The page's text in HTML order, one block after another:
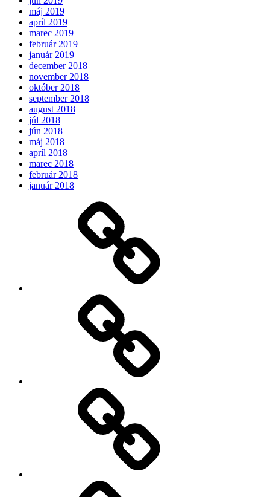
máj 2019
apríl 2019
marec 2019
február 2019
január 2019
december 2018
november 2018
október 2018
september 2018
august 2018
júl 2018
jún 2018
máj 2018
apríl 2018
marec 2018
február 2018
január 2018